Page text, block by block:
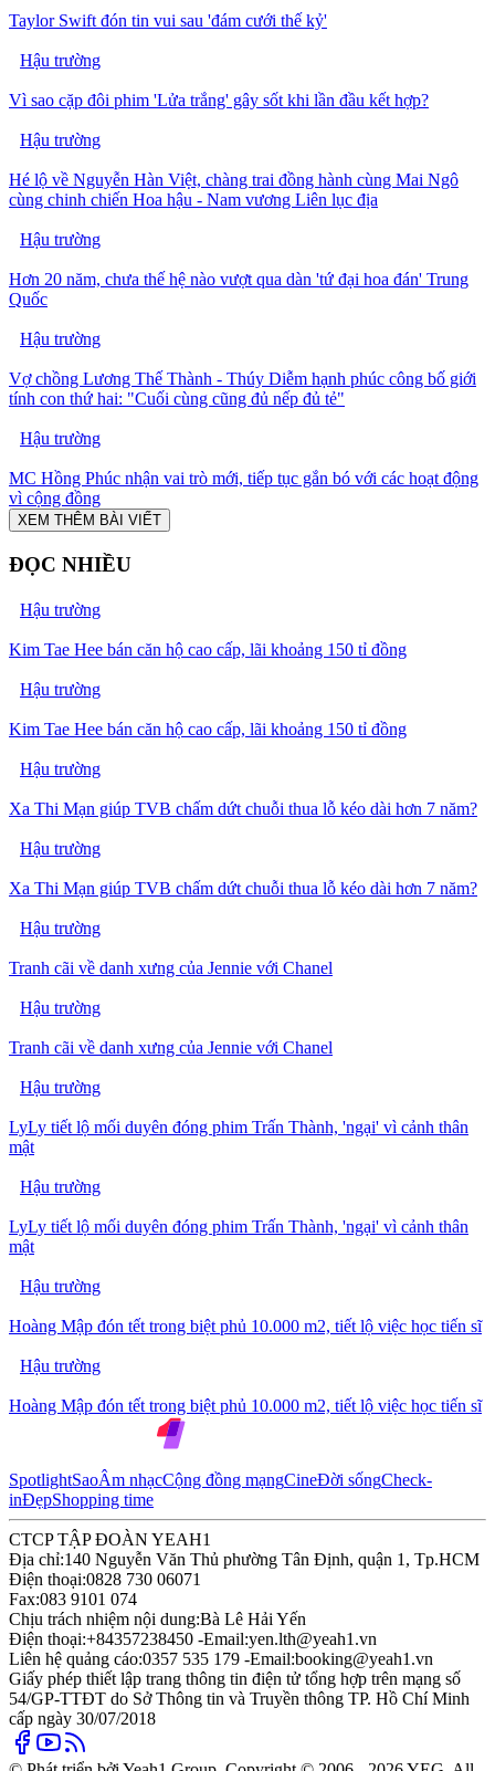
Taylor Swift đón tin vui sau 'đám cưới thế kỷ'
Hậu trường
Vì sao cặp đôi phim 'Lửa trắng' gây sốt khi lần đầu kết hợp?
Hậu trường
Hé lộ về Nguyễn Hàn Việt, chàng trai đồng hành cùng Mai Ngô
cùng chinh chiến Hoa hậu - Nam vương Liên lục địa
Hậu trường
Hơn 20 năm, chưa thế hệ nào vượt qua dàn 'tứ đại hoa đán' Trung
Quốc
Hậu trường
Vợ chồng Lương Thế Thành - Thúy Diễm hạnh phúc công bố giới
tính con thứ hai: "Cuối cùng cũng đủ nếp đủ tẻ"
Hậu trường
MC Hồng Phúc nhận vai trò mới, tiếp tục gắn bó với các hoạt động
vì cộng đồng
XEM THÊM BÀI VIẾT
ĐỌC NHIỀU
Hậu trường
Kim Tae Hee bán căn hộ cao cấp, lãi khoảng 150 tỉ đồng
Hậu trường
Kim Tae Hee bán căn hộ cao cấp, lãi khoảng 150 tỉ đồng
Hậu trường
Xa Thi Mạn giúp TVB chấm dứt chuỗi thua lỗ kéo dài hơn 7 năm?
Hậu trường
Xa Thi Mạn giúp TVB chấm dứt chuỗi thua lỗ kéo dài hơn 7 năm?
Hậu trường
Tranh cãi về danh xưng của Jennie với Chanel
Hậu trường
Tranh cãi về danh xưng của Jennie với Chanel
Hậu trường
LyLy tiết lộ mối duyên đóng phim Trấn Thành, 'ngại' vì cảnh thân
mật
Hậu trường
LyLy tiết lộ mối duyên đóng phim Trấn Thành, 'ngại' vì cảnh thân
mật
Hậu trường
Hoàng Mập đón tết trong biệt phủ 10.000 m2, tiết lộ việc học tiến sĩ
Hậu trường
Hoàng Mập đón tết trong biệt phủ 10.000 m2, tiết lộ việc học tiến sĩ
SpotlightSaoÂm nhạcCộng đồng mạngCineĐời sốngCheck-
inĐẹpShopping time
CTCP TẬP ĐOÀN YEAH1
Địa chỉ:140 Nguyễn Văn Thủ phường Tân Định, quận 1, Tp.HCM
Điện thoại:0828 730 06071
Fax:083 9101 074
Chịu trách nhiệm nội dung:Bà Lê Hải Yến
Điện thoại:+84357238450 -Email:yen.lth@yeah1.vn
Liên hệ quảng cáo:0357 535 179 -Email:booking@yeah1.vn
Giấy phép thiết lập trang thông tin điện tử tổng hợp trên mạng số
54/GP-TTĐT do Sở Thông tin và Truyền thông TP. Hồ Chí Minh
cấp ngày 30/07/2018